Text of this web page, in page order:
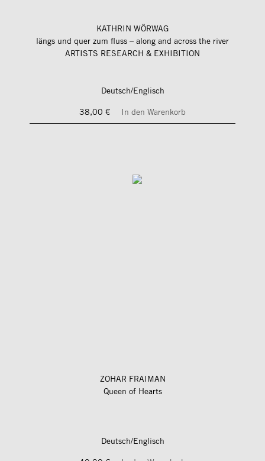
KATHRIN WÖRWAG
längs und quer zum fluss – along and across the river
ARTISTS RESEARCH & EXHIBITION
Deutsch/Englisch
38,00 €
In den Warenkorb
ZOHAR FRAIMAN
Queen of Hearts
Deutsch/Englisch